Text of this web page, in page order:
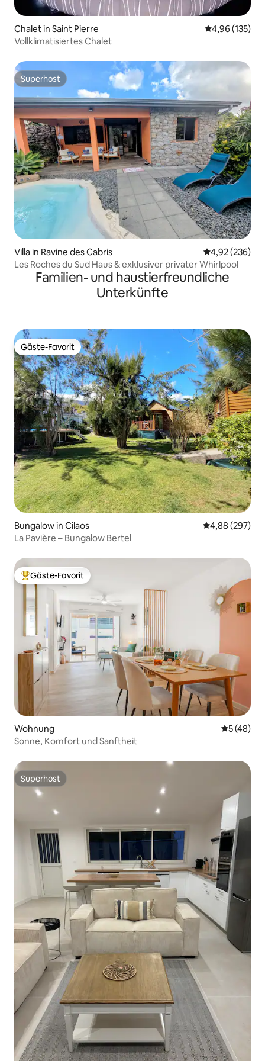
Chalet in Saint Pierre
4,96 (135)
Vollklimatisiertes Chalet
Superhost
Superhost
Villa in Ravine des Cabris
4,92 (236)
Les Roches du Sud Haus & exklusiver privater Whirlpool
Familien- und haustierfreundliche
Unterkünfte
Gäste-Favorit
Gäste-Favorit
Bungalow in Cilaos
4,88 (297)
La Pavière – Bungalow Bertel
Beliebter Gäste-Favorit.
Gäste-Favorit
Wohnung
5 (48)
Sonne, Komfort und Sanftheit
Superhost
Superhost